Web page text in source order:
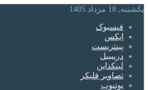
یکشنبه, 18 مرداد 1405
فیسبوک
ایکس
پینتریست
دریبببل
لینکداین
تصاویر فلیکر
یوتیوب